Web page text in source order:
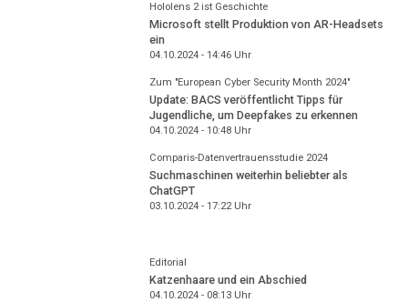
Hololens 2 ist Geschichte
Microsoft stellt Produktion von AR-Headsets
ein
04.10.2024 - 14:46Uhr
Zum "European Cyber Security Month 2024"
Update: BACS veröffentlicht Tipps für
Jugendliche, um Deepfakes zu erkennen
04.10.2024 - 10:48Uhr
Comparis-Datenvertrauensstudie 2024
Suchmaschinen weiterhin beliebter als
ChatGPT
03.10.2024 - 17:22Uhr
Editorial
Katzenhaare und ein Abschied
04.10.2024 - 08:13Uhr